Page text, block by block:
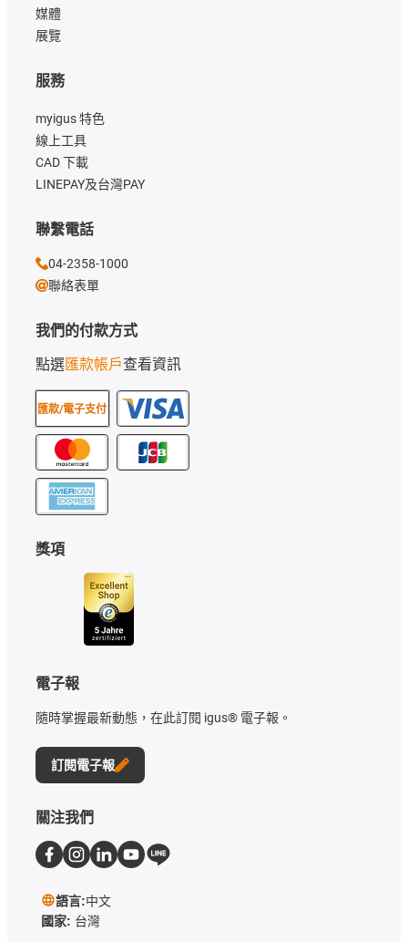
媒體
展覽
我們的付款方式
點選匯款帳戶查看資訊
匯款/電子支付
服務
myigus 特色
線上工具
CAD 下載
LINEPAY及台灣PAY
獎項
電子報
隨時掌握最新動態，在此訂閱 igus® 電子報。
訂閱電子報
聯繫電話
04-2358-1000
聯絡表單
關注我們
語言:中文
國家: 台灣